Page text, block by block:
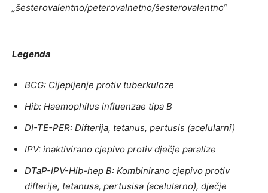
„šesterovalentno/peterovalnetno/šesterovalentno“
Legenda
BCG: Cijepljenje protiv tuberkuloze
Hib: Haemophilus influenzae tipa B
DI-TE-PER: Difterija, tetanus, pertusis (acelularni)
IPV: inaktivirano cjepivo protiv dječje paralize
DTaP-IPV-Hib-hep B: Kombinirano cjepivo protiv
difterije, tetanusa, pertusisa (acelularno), dječje